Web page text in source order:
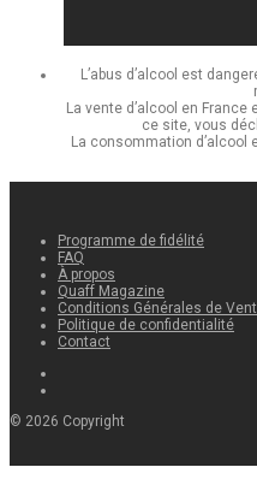
L’abus d’alcool est
La vente d’alcool en
ce site, vous
La consommation
Programme de fidélité
FAQ
À propos
Quaff Magazine
Conditions Générales de
Politique de confidentialité
Contact
© 2026 Copyright